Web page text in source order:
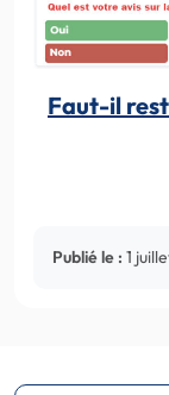
Faut-il
Publié le : 1